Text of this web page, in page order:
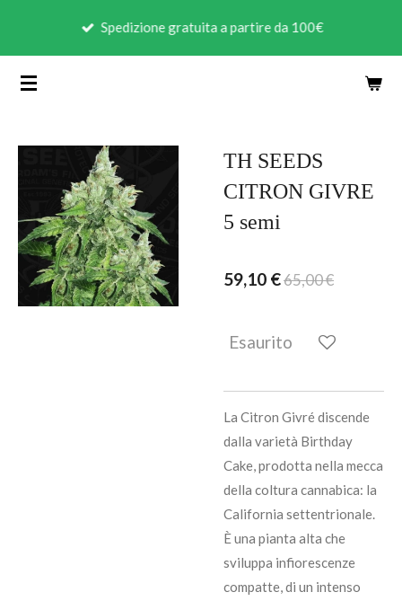
principale
Spedizione gratuita a partire da 100€
TH SEEDS
CITRON GIVRE
5 semi
59,10 €65,00 €
Esaurito
La Citron Givré discende
dalla varietà Birthday
Cake, prodotta nella mecca
della coltura cannabica: la
California settentrionale.
È una pianta alta che
sviluppa infiorescenze
compatte, di un intenso